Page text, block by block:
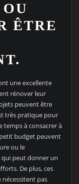
ÊTRE
une excellente
rénover leur
peuvent être
très pratique pour
temps à consacrer à
budget peuvent
ou le
qui peut donner un
De plus, ces
pas